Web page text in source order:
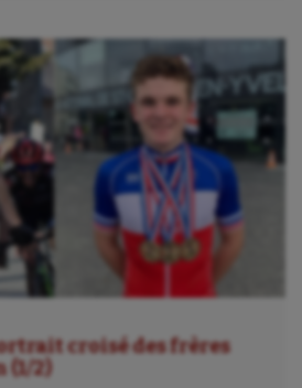
croisé des frères
(1/2)